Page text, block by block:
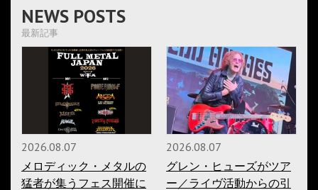
NEWS POSTS
最新記事
2026.08.07
メロディック・メタルの
猛者が集うフェス開催に
2026.08.07
グレン・ヒューズがツア
ー／ライヴ活動からの引